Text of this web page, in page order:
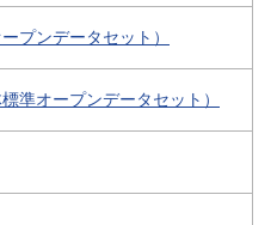
プンデータセット）
準オープンデータセット）